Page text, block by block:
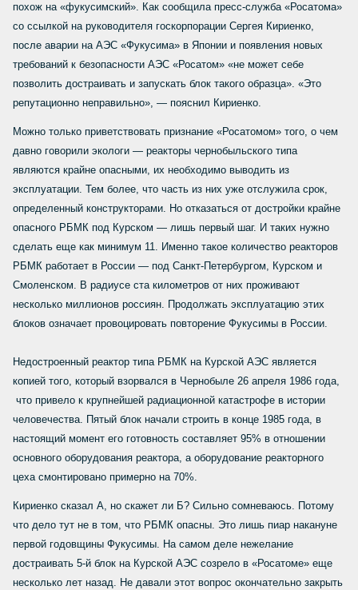
похож на «фукусимский». Как сообщила пресс-служба «Росатома»
со ссылкой на руководителя госкорпорации Сергея Кириенко,
после аварии на АЭС «Фукусима» в Японии и появления новых
требований к безопасности АЭС «Росатом» «не может себе
позволить достраивать и запускать блок такого образца». «Это
репутационно неправильно», — пояснил Кириенко.
Можно только приветствовать признание «Росатомом» того, о чем
давно говорили экологи — реакторы чернобыльского типа
являются крайне опасными, их необходимо выводить из
эксплуатации. Тем более, что часть из них уже отслужила срок,
определенный конструкторами. Но отказаться от достройки крайне
опасного РБМК под Курском — лишь первый шаг. И таких нужно
сделать еще как минимум 11. Именно такое количество реакторов
РБМК работает в России — под Санкт-Петербургом, Курском и
Смоленском. В радиусе ста километров от них проживают
несколько миллионов россиян. Продолжать эксплуатацию этих
блоков означает провоцировать повторение Фукусимы в России.
Недостроенный реактор типа РБМК на Курской АЭС является
копией того, который взорвался в Чернобыле 26 апреля 1986 года,
что привело к крупнейшей радиационной катастрофе в истории
человечества. Пятый блок начали строить в конце 1985 года, в
настоящий момент его готовность составляет 95% в отношении
основного оборудования реактора, а оборудование реакторного
цеха смонтировано примерно на 70%.
Кириенко сказал А, но скажет ли Б? Сильно сомневаюсь. Потому
что дело тут не в том, что РБМК опасны. Это лишь пиар накануне
первой годовщины Фукусимы. На самом деле нежелание
достраивать 5-й блок на Курской АЭС созрело в «Росатоме» еще
несколько лет назад. Не давали этот вопрос окончательно закрыть